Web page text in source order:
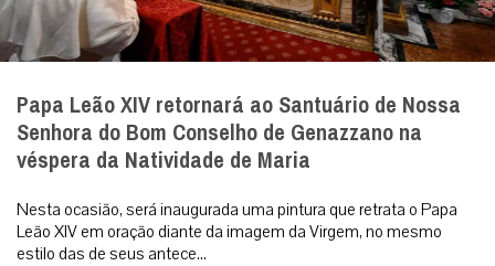
Papa Leão XIV retornará ao Santuário de Nossa
Senhora do Bom Conselho de Genazzano na
véspera da Natividade de Maria
Nesta ocasião, será inaugurada uma pintura que retrata o Papa
Leão XIV em oração diante da imagem da Virgem, no mesmo
estilo das de seus antece...